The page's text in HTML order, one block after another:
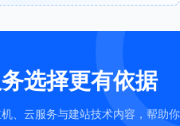
选择更有依据
、云服务与建站技术内容，帮助你